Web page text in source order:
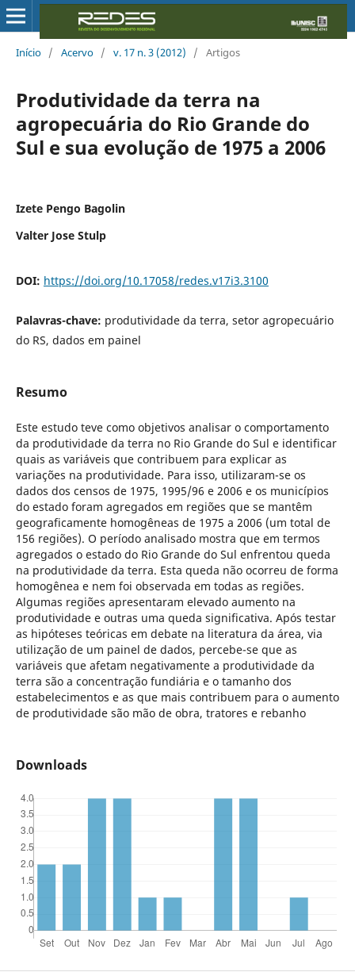
Início / Acervo / v. 17 n. 3 (2012) / Artigos
Produtividade da terra na
agropecuária do Rio Grande do
Sul e sua evolução de 1975 a 2006
Izete Pengo Bagolin
Valter Jose Stulp
DOI: https://doi.org/10.17058/redes.v17i3.3100
Palavras-chave: produtividade da terra, setor agropecuário
do RS, dados em painel
Resumo
Este estudo teve como objetivos analisar o comportamento
da produtividade da terra no Rio Grande do Sul e identificar
quais as variáveis que contribuem para explicar as
variações na produtividade. Para isso, utilizaram-se os
dados dos censos de 1975, 1995/96 e 2006 e os municípios
do estado foram agregados em regiões que se mantêm
geograficamente homogêneas de 1975 a 2006 (um total de
156 regiões). O período analisado mostra que em termos
agregados o estado do Rio Grande do Sul enfrentou queda
na produtividade da terra. Esta queda não ocorreu de forma
homogênea e nem foi observada em todas as regiões.
Algumas regiões apresentaram elevado aumento na
produtividade e outras uma queda significativa. Após testar
as hipóteses teóricas em debate na literatura da área, via
utilização de um painel de dados, percebe-se que as
variáveis que afetam negativamente a produtividade da
terra são a concentração fundiária e o tamanho dos
estabelecimentos e as que mais contribuem para o aumento
de produtividade são mão de obra, tratores e rebanho
Downloads